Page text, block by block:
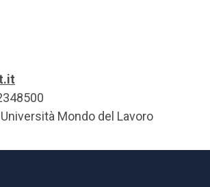
Mondo del Lavoro